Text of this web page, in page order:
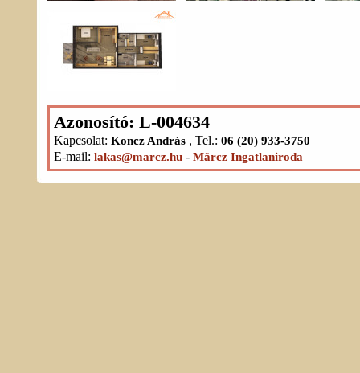
Azonosító: L-004634
Kapcsolat: Koncz András , Tel.: 06 (20) 933-3750
E-mail: lakas@marcz.hu - Märcz Ingatlaniroda